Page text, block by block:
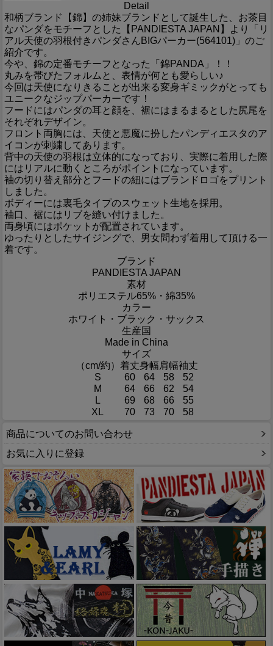
Detail
和柄ブランド【錦】の姉妹ブランドとして誕生した、お茶目
なパンダをモチーフとした【PANDIESTA JAPAN】より「リ
アル天使の羽根付きパンダさんBIGパーカー(564101)」のご
紹介です。
今や、錦の定番モチーフとなった「錦PANDA」！！
丸みを帯びたフォルムと、表情が何とも愛らしい♪
今回は天使になりきることが出来る変身ギミックがとっても
ユニークなジップパーカーです！
フードにはパンダの耳と顔を、裾にはまるまるとした尻尾を
それぞれデザイン。
フロント両胸には、天使と悪魔に扮したパンディエスタのア
イコンが刺繍してあります。
背中の天使の羽根は立体的になっており、実際に着用した際
にはリアルに動くところがポイントになっています。
袖の切り替え部分とフードの紐にはブランドロゴをプリント
しました。
ボディーには裏毛タイプのスウェット生地を採用。
袖口、裾にはリブを縫い付けました。
両身頃にはポケットが配置されています。
ゆったりとしたサイジングで、男女問わず着用して頂ける一
着です。
ブランド
PANDIESTA JAPAN
素材
ポリエステル65%・綿35%
カラー
ホワイト・ブラック・サックス
生産国
Made in China
サイズ
（cm/約） 着丈身幅肩幅袖丈
S
60 64 58
52
M
64 66 62
54
L
69 68 66
55
XL
70 73 70 58
商品についてのお問い合わせ
お気に入りに登録